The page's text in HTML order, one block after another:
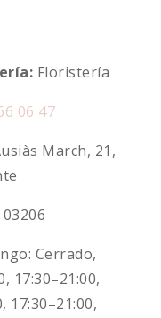
Floristería
06 47
March, 21,
03206
Cerrado,
17:30–21:00,
17:30–21:00,